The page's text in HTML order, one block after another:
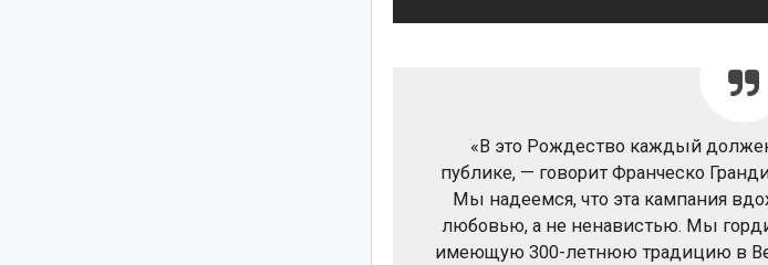
«В это Рождество каждый
публике, — говорит Франческо
Мы надеемся, что эта кампания
любовью, а не ненавистью. Мы
имеющую 300-летнюю традицию в